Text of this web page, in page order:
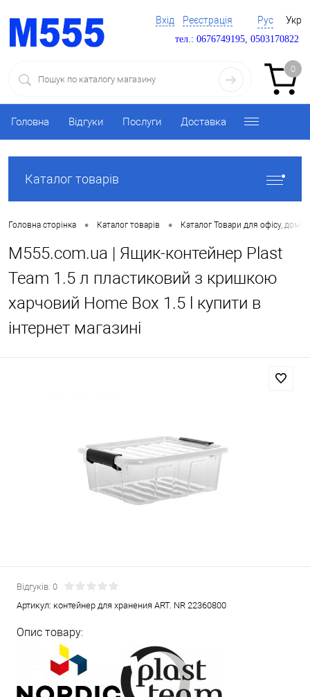
Вхід Реєстрація Рус Укр
тел.: 0676749195, 0503170822
0
Головна Відгуки Послуги Доставка
Каталог товарів
Головна сторінка • Каталог товарів • Каталог Товари для офісу, дому
M555.com.ua | Ящик-контейнер Plast
Team 1.5 л пластиковий з кришкою
харчовий Home Box 1.5 l купити в
інтернет магазині
Відгуків: 0
Артикул: контейнер для хранения ART. NR 22360800
Опис товару: